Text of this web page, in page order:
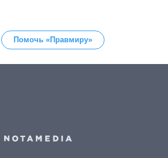
Помочь «Правмиру»